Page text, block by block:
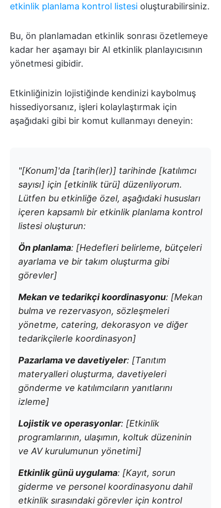
etkinlik planlama kontrol listesi oluşturabilirsiniz.
Bu, ön planlamadan etkinlik sonrası özetlemeye
kadar her aşamayı bir AI etkinlik planlayıcısının
yönetmesi gibidir.
Etkinliğinizin lojistiğinde kendinizi kaybolmuş
hissediyorsanız, işleri kolaylaştırmak için
aşağıdaki gibi bir komut kullanmayı deneyin:
"[Konum]'da [tarih(ler)] tarihinde [katılımcı
sayısı] için [etkinlik türü] düzenliyorum.
Lütfen bu etkinliğe özel, aşağıdaki hususları
içeren kapsamlı bir etkinlik planlama kontrol
listesi oluşturun:
Ön planlama: [Hedefleri belirleme, bütçeleri
ayarlama ve bir takım oluşturma gibi
görevler]
Mekan ve tedarikçi koordinasyonu: [Mekan
bulma ve rezervasyon, sözleşmeleri
yönetme, catering, dekorasyon ve diğer
tedarikçilerle koordinasyon]
Pazarlama ve davetiyeler: [Tanıtım
materyalleri oluşturma, davetiyeleri
gönderme ve katılımcıların yanıtlarını
izleme]
Lojistik ve operasyonlar: [Etkinlik
programlarının, ulaşımın, koltuk düzeninin
ve AV kurulumunun yönetimi]
Etkinlik günü uygulama: [Kayıt, sorun
giderme ve personel koordinasyonu dahil
etkinlik sırasındaki görevler için kontrol